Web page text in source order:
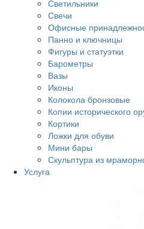
Светильники
Свечи
Офисные
Панно и ключницы
Фигуры и статуэтки
Барометры
Вазы
Иконы
Колокола бронзовые
Копии исторического
Кортики
Ложки для обуви
Мини бары
Скульптура из
Услуга